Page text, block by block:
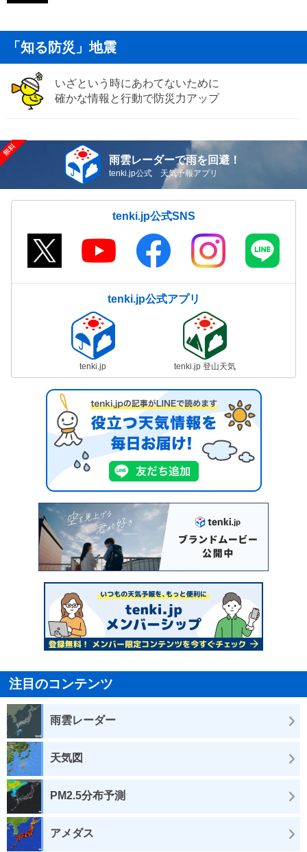
「知る防災」地震
いざという時にあわてないために
確かな情報と行動で防災力アップ
雨雲レーダーで雨を回避！
tenki.jp公式 天気予報アプリ
tenki.jp公式SNS
tenki.jp公式アプリ
tenki.jp tenki.jp 登山天気
注目のコンテンツ
雨雲レーダー
天気図
PM2.5分布予測
アメダス